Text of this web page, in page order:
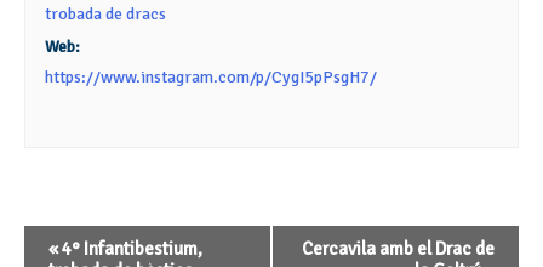
trobada de dracs
Web:
https://www.instagram.com/p/CygI5pPsgH7/
Navegació
d'Esdeveniment
«4° Infantibestium,
Cercavila amb el Drac de